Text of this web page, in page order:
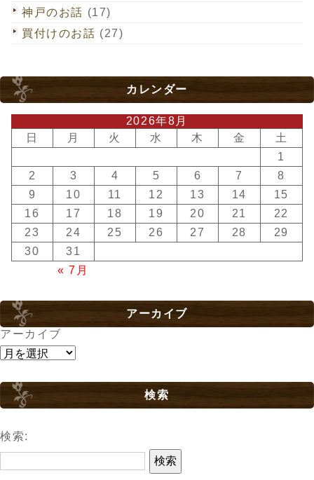
神戸のお話 (17)
買付けのお話 (27)
カレンダー
2026年8月
日
月 火 水 木 金 土
« 7月
1
2
3 4 5 6 7
8
9
10 11 12 13 14
15
16
17 18 19 20 21
22
23
24 25 26 27 28
29
30
31
アーカイブ
アーカイブ
検索
検索: